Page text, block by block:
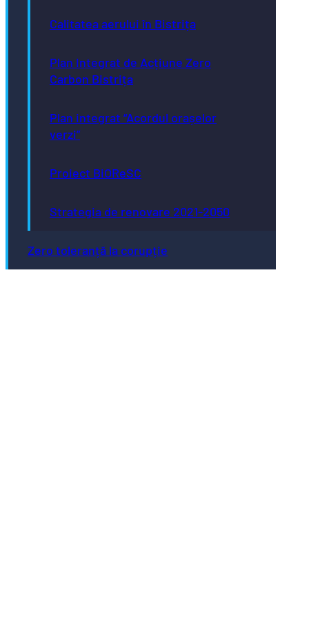
Calitatea aerului în Bistrița
Plan Integrat de Acțiune Zero
Carbon Bistrița
Plan integrat “Acordul orașelor
verzi”
Proiect BiOReSC
Strategia de renovare 2021-2050
Zero toleranță la corupție